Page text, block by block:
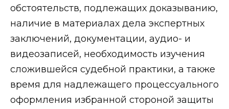
обстоятельств, подлежащих доказыванию,
наличие в материалах дела экспертных
заключений, документации, аудио- и
видеозаписей, необходимость изучения
сложившейся судебной практики, а также
время для надлежащего процессуального
оформления избранной стороной защиты